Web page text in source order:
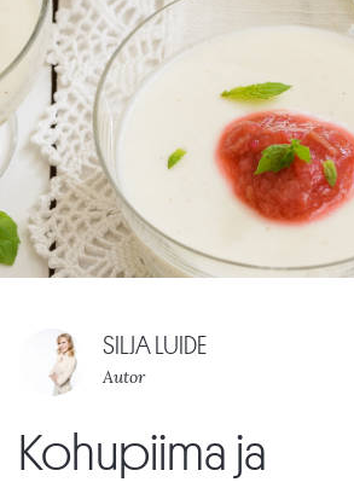
SILJA LUIDE
Autor
Kohupiima ja